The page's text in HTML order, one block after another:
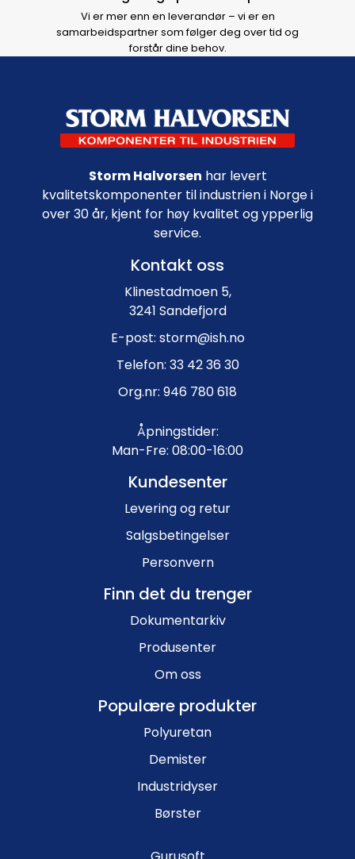
Vi er mer enn en leverandør – vi er en
samarbeidspartner som følger deg over tid og
forstår dine behov.
Footer navigation
Storm Halvorsen har levert
kvalitetskomponenter til industrien i Norge i
over 30 år, kjent for høy kvalitet og ypperlig
service.
Kontakt oss
Klinestadmoen 5,
3241 Sandefjord
E-post: storm@ish.no
Telefon: 33 42 36 30
Org.nr: 946 780 618
Åpningstider:
Man-Fre: 08:00-16:00
Kundesenter
Levering og retur
Salgsbetingelser
Personvern
Finn det du trenger
Dokumentarkiv
Produsenter
Om oss
Populære produkter
Polyuretan
Demister
Industridyser
Børster